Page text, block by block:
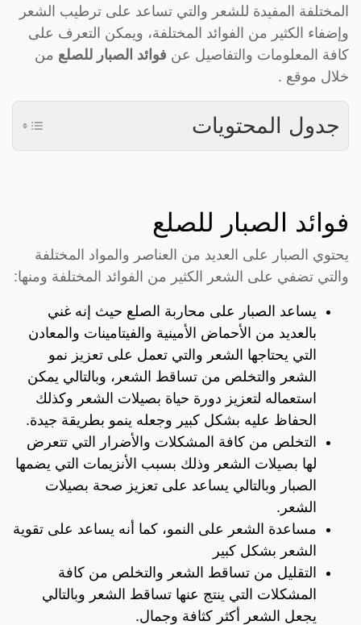
المختلفة المفيدة للشعر والتي تساعد على ترطيب الشعر
وإضفاء الكثير من الفوائد المختلفة، ويمكن التعرف على
كافة المعلومات والتفاصيل عن فوائد الصبار للصلع من
خلال موقع .
جدول المحتويات
فوائد الصبار للصلع
يحتوي الصبار على العديد من العناصر والمواد المختلفة
والتي تضفي على الشعر الكثير من الفوائد المختلفة ومنها:
يساعد الصبار على محاربة الصلع حيث إنه غني
بالعديد من الأحماض الأمينية والفيتامينات والمعادن
التي يحتاجها الشعر والتي تعمل على تعزيز نمو
الشعر والتخلص من تساقط الشعر، وبالتالي يمكن
استعماله لتعزيز دورة حياة بصيلات الشعر وكذلك
الحفاظ عليه بشكل كبير وجعله ينمو بطريقة جيدة.
التخلص من كافة المشكلات والأضرار التي تتعرض
لها بصيلات الشعر وذلك بسبب الأنزيمات التي يضمها
الصبار وبالتالي يساعد على تعزيز صحة بصيلات
الشعر.
مساعدة الشعر على النمو، كما أنه يساعد على تقوية
الشعر بشكل كبير
التقليل من تساقط الشعر والتخلص من كافة
المشكلات التي ينتج عنها تساقط الشعر وبالتالي
يجعل الشعر أكثر كثافة وجمال.